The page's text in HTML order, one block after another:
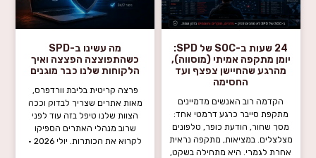
24 שעות ב-SOC של SPD:
יומן מתקפה אמיתי (מוסווה),
מהרגע שהחיישן צפצף ועד
החסימה
הקדמה רוב האנשים מדמיינים
מתקפת סייבר כרגע דרמטי אחד:
מסך שחור, הודעת כופר, טלפונים
מצלצלים. במציאות, מתקפה נראית
אחרת לגמרי. היא מתחילה בשקט,
מה עשינו ב-SPD
כשהתפוצצה הפצצה ואיך
הלקוחות שלנו כבר מוגנים
פרצה קריטית בליבת וורדפרס,
מאות אתרים שצריך לבדוק וככה
הצוות שלנו טיפל בזה עוד לפני
שרוב מנהלי האתרים הספיקו
לקרוא את הכותרות. יולי 2026 ·